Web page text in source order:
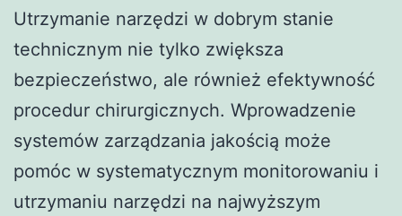
Utrzymanie narzędzi w dobrym stanie
technicznym nie tylko zwiększa
bezpieczeństwo, ale również efektywność
procedur chirurgicznych. Wprowadzenie
systemów zarządzania jakością może
pomóc w systematycznym monitorowaniu i
utrzymaniu narzędzi na najwyższym